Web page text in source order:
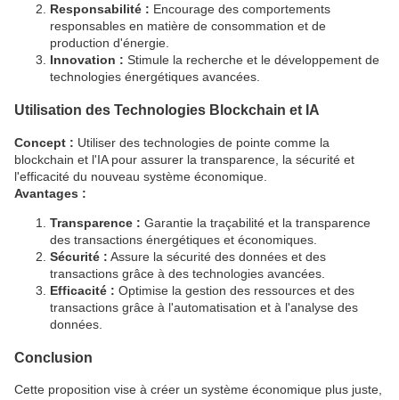
Responsabilité : Encourage des comportements
responsables en matière de consommation et de
production d'énergie.
Innovation : Stimule la recherche et le développement de
technologies énergétiques avancées.
Utilisation des Technologies Blockchain et IA
Concept : Utiliser des technologies de pointe comme la
blockchain et l'IA pour assurer la transparence, la sécurité et
l'efficacité du nouveau système économique.
Avantages :
Transparence : Garantie la traçabilité et la transparence
des transactions énergétiques et économiques.
Sécurité : Assure la sécurité des données et des
transactions grâce à des technologies avancées.
Efficacité : Optimise la gestion des ressources et des
transactions grâce à l'automatisation et à l'analyse des
données.
Conclusion
Cette proposition vise à créer un système économique plus juste,